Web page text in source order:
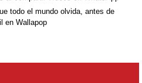
todo el mundo olvida, antes de
en Wallapop